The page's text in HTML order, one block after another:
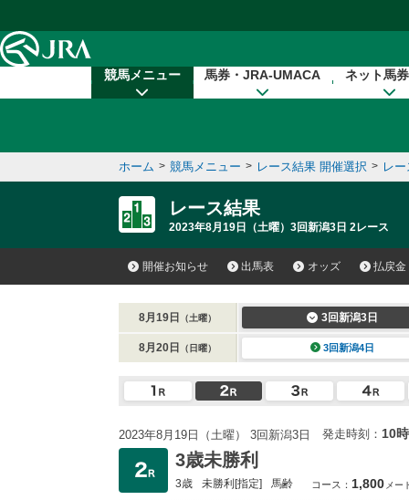
競馬メニュー 馬券・JRA-UMACA ネット馬
ホーム > 競馬メニュー > レース結果 開催選択 > レ
レース結果
2023年8月19日（土曜）3回新潟3日 2レース
開催お知らせ 出馬表 オッズ 払戻金
8月19日 （土曜） 3回新潟3日
8月20日 （日曜） 3回新潟4日
2023年8月19日（土曜） 3回新潟3日 発走時刻： 10
3歳未勝利
3歳 未勝利[指定] 馬齢 コース： 1,800 メー